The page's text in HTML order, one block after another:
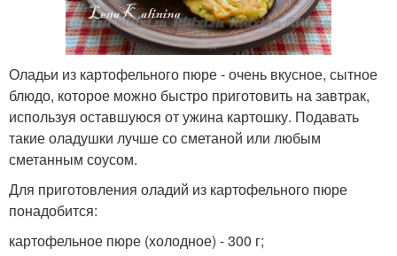
Оладьи из картофельного пюре - очень вкусное, сытное
блюдо, которое можно быстро приготовить на завтрак,
используя оставшуюся от ужина картошку. Подавать
такие оладушки лучше со сметаной или любым
сметанным соусом.
Для приготовления оладий из картофельного пюре
понадобится:
картофельное пюре (холодное) - 300 г;